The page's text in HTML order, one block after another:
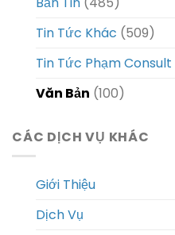
Tin Tức Khác (509)
Tin Tức Phạm Consult
Văn Bản (100)
CÁC DỊCH VỤ KHÁC
Giới Thiệu
Dịch Vụ